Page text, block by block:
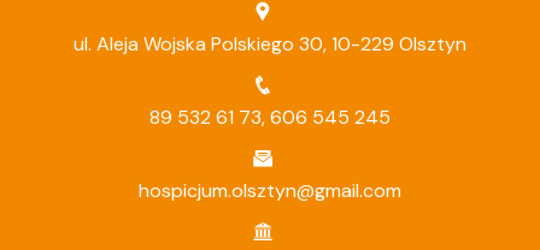
ul. Aleja Wojska Polskiego 30, 10-229 Olsztyn
89 532 61 73,606 545 245
hospicjum.olsztyn@gmail.com